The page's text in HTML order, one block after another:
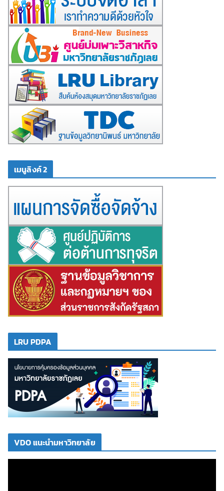
เมนูลิงค์ 2
LRU PDPA
VDO แนะนำมหาวิทยาลัย